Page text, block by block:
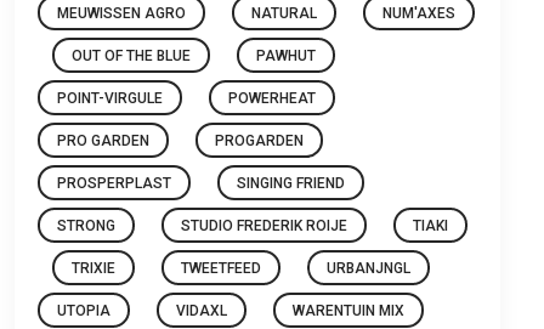
MEUWISSEN AGRO NATURAL NUM'AXES
OUT OF THE BLUE PAWHUT
POINT-VIRGULE POWERHEAT
PRO GARDEN PROGARDEN
PROSPERPLAST SINGING FRIEND
STRONG STUDIO FREDERIK ROIJE TIAKI
TRIXIE TWEETFEED URBANJNGL
UTOPIA VIDAXL WARENTUIN MIX